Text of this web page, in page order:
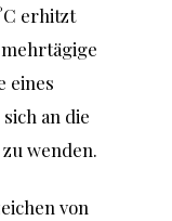
erhitzt
eines
an die
zu wenden.
von